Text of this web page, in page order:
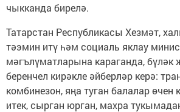
чыкканда бирелә.
Татарстан Республикасы Хезмәт,
тәэмин итү һәм социаль яклау
мәгълүматларына караганда,
беренчел кирәкле әйберләр керә:
комбинезон, яңа туган балалар өчен
итек, сырган юрган, махра